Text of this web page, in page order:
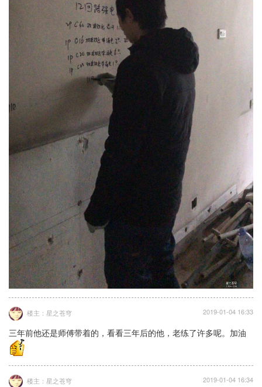
楼主：星之苍穹 2019-01-04 16:33
三年前他还是师傅带着的，看看三年后的他，老练了许多呢。加油
楼主：星之苍穹 2019-01-04 16:34